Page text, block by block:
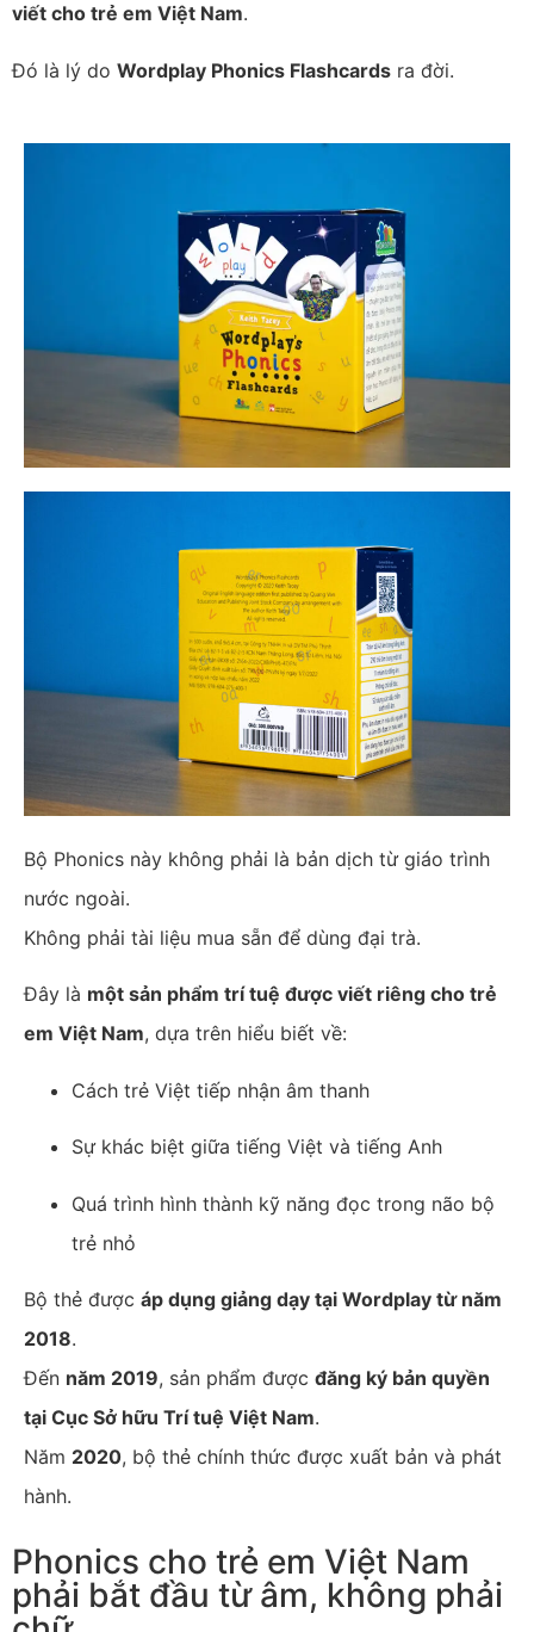
viết cho trẻ em Việt Nam.
Đó là lý do Wordplay Phonics Flashcards ra đời.
Bộ Phonics này không phải là bản dịch từ giáo trình
nước ngoài.
Không phải tài liệu mua sẵn để dùng đại trà.
Đây là một sản phẩm trí tuệ được viết riêng cho trẻ
em Việt Nam, dựa trên hiểu biết về:
Cách trẻ Việt tiếp nhận âm thanh
Sự khác biệt giữa tiếng Việt và tiếng Anh
Quá trình hình thành kỹ năng đọc trong não bộ
trẻ nhỏ
Bộ thẻ được áp dụng giảng dạy tại Wordplay từ năm
2018.
Đến năm 2019, sản phẩm được đăng ký bản quyền
tại Cục Sở hữu Trí tuệ Việt Nam.
Năm 2020, bộ thẻ chính thức được xuất bản và phát
hành.
Phonics cho trẻ em Việt Nam
phải bắt đầu từ âm, không phải